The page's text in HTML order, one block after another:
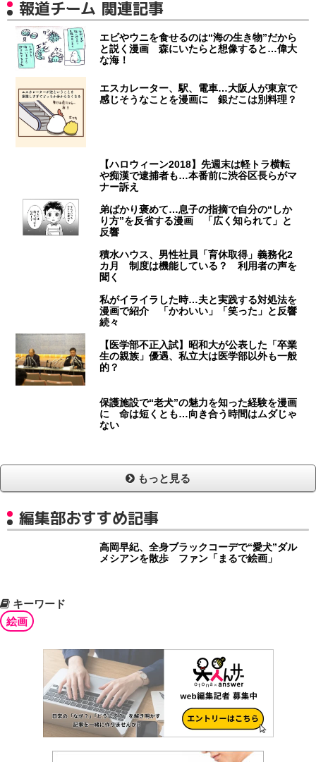
報道チーム 関連記事
エビやウニを食せるのは“海の生き物”だから
と説く漫画 森にいたらと想像すると…偉大
な海！
エスカレーター、駅、電車…大阪人が東京で
感じそうなことを漫画に 銀だこは別料理？
【ハロウィーン2018】先週末は軽トラ横転
や痴漢で逮捕者も…本番前に渋谷区長らがマ
ナー訴え
弟ばかり褒めて…息子の指摘で自分の“しか
り方”を反省する漫画 「広く知られて」と
反響
積水ハウス、男性社員「育休取得」義務化2
カ月 制度は機能している？ 利用者の声を
聞く
私がイライラした時…夫と実践する対処法を
漫画で紹介 「かわいい」「笑った」と反響
続々
【医学部不正入試】昭和大が公表した「卒業
生の親族」優遇、私立大は医学部以外も一般
的？
保護施設で“老犬”の魅力を知った経験を漫画
に 命は短くとも…向き合う時間はムダじゃ
ない
もっと見る
編集部おすすめ記事
高岡早紀、全身ブラックコーデで“愛犬”ダル
メシアンを散歩 ファン「まるで絵画」
キーワード
絵画